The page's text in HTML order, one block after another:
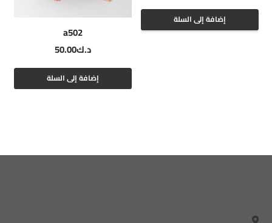
إضافة إلى السلة
a502
د.ك50.00
إضافة إلى السلة